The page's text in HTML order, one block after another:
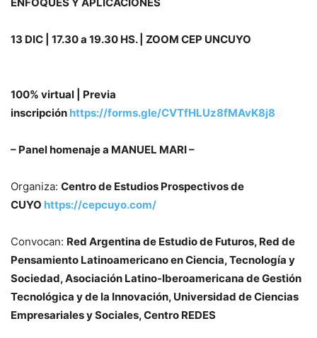
13 DIC | 17.30 a 19.30 HS. | ZOOM CEP UNCUYO
100% virtual | Previa
inscripción https://forms.gle/CVTfHLUz8fMAvK8j8
– Panel homenaje a MANUEL MARI –
Organiza: Centro de Estudios Prospectivos de
CUYO https://cepcuyo.com/
Convocan: Red Argentina de Estudio de Futuros, Red de
Pensamiento Latinoamericano en Ciencia, Tecnología y
Sociedad, Asociación Latino-Iberoamericana de Gestión
Tecnológica y de la Innovación, Universidad de Ciencias
Empresariales y Sociales, Centro REDES